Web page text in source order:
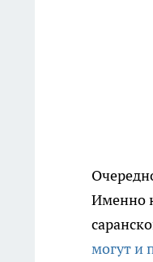
Именно
могут и